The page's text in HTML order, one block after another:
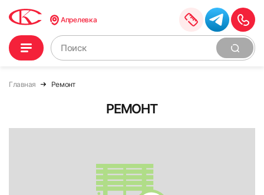
Апрелевка
Главная Ремонт
РЕМОНТ